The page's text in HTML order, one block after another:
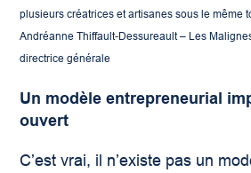
plusieurs créatrices et artisanes sous le même
Andréanne Thiffault-Dessureault – Les
directrice générale
Un modèle entrepreneurial
ouvert
C’est vrai, il n’existe pas un